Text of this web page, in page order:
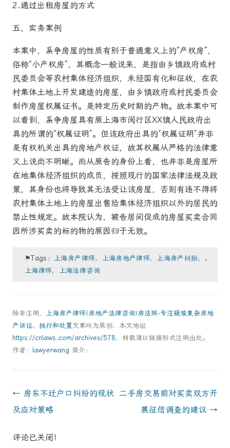
2.通过出租房屋的方式
五、实务案例
本案中，系争房屋的性质有别于普通意义上的“产权房”，
俗称“小产权房”，其概念一般说来，是指由乡镇政府或村
民委员会等农村集体经济组织，未经国有化和征收，在农
村集体土地上开发建造的房屋，由乡镇政府或村民委员会
制作房屋权属证书。是特定历史时期的产物。故本案中可
以看到，系争房屋具有原上海市闵行区XX镇人民政府出
具的所谓的“权属证明”。但该政府出具的“权属证明”并非
是有权机关出具的房地产权证，故其权属从严格的法律意
义上说尚不明晰。而从原告的身份上看，也并非是房屋所
在地集体经济组织的成员，按照现行的国家法律法规及政
策，其身份也将导致其无法受让该房屋，否则有违不得将
农村集体土地上的房屋出售给集体经济组织以外的居民的
禁止性规定。故本院认为，被告居间促成的房屋买卖合同
因所涉买卖的标的物的原因归于无效。
⚑Tags： 上海房产律师，上海房地产律师，上海房产纠纷， 、
上海律师，上海法律咨询
除非注明，
上海房产律师|房地产法律咨询|房法网-专注疑难复杂房地
产诉讼、执行和处置文章均为原创，本文地址
https://cnlaws.com/archives/578，转载请以链接形式注明出处。
作者： lawyerwang 简介：
Post
navigation
← 房东不迁户口纠纷的现状
及应对策略
二手房交易前对买卖双方开
展征信调查的建议 →
评论已关闭！